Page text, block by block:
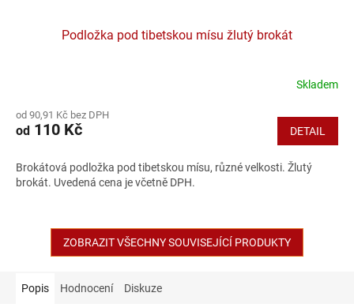
Podložka pod tibetskou mísu žlutý brokát
produktu
je
z
5
Skladem
od 90,91 Kč bez DPH
od 110 Kč DETAIL
Brokátová podložka pod tibetskou mísu, různé velkosti. Žlutý
brokát. Uvedená cena je včetně DPH.
ZOBRAZIT VŠECHNY SOUVISEJÍCÍ PRODUKTY
Popis Hodnocení Diskuze